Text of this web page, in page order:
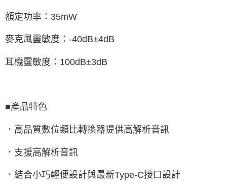
額定功率：35mW
麥克風靈敏度：-40dB±4dB
耳機靈敏度：100dB±3dB
■產品特色
．高品質數位類比轉換器提供高解析音訊
．支援高解析音訊
．結合小巧輕便設計與最新Type-C接口設計